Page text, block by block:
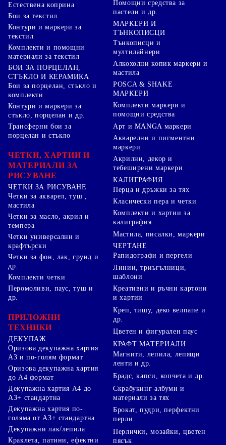
Естествена коприна
Бои за текстил
Контури и маркери за
текстил
Комплекти и помощни
материали за текстил
БОИ ЗА ПОРЦЕЛАН,
СТЪКЛО И КЕРАМИКА
Бои за порцелан, стъкло и
комплекти
Контури и маркери за
стъкло, порцелан и др.
Трансферни бои за
порцелан и стъкло
ЧЕТКИ, ХАРТИИ И
МАТЕРИАЛИ ЗА
РИСУВАНЕ
ЧЕТКИ ЗА РИСУВАНЕ
Четки за акварел, туш ,
мастила
Четки за масло, акрил и
темпера
Четки универсални и
крафтърски
Четки за фон, лак, грунд и
др.
Комплекти четки
Помощни средства за
пастели и др.
МАРКЕРИ И
ТЪНКОПИСЦИ
Тънкописци и
мултилайнери
Алкохолни копик маркери и
мастила
POSCA & SHAKE
МАРКЕРИ
Комплекти маркери и
помощни средства
Арт и MANGA маркери
Акварелни и пигментни
маркери
Акрилни, декор и
тебеширени маркери
КАЛИГРАФИЯ
Перца и дръжки за тях
Класически пера и четки
Комплекти и хартии за
калиграфия
Мастила, писалки, маркери
ЧЕРТАНЕ
Рапидографи и пергели
Линии, триъгълници,
шаблони
Перомоливи, паус, туш и
др.
ПРИЛОЖНИ
ТЕХНИКИ
ДЕКУПАЖ
Оризова декупажна хартия
А3 и по-голям формат
Оризова декупажна хартия
до А4 формат
Декупажна хартия А4 до
А3+ стандартна
Декупажна хартия по-
голяма от А3+ стандартна
Декупажни лак/лепила
Краклета, патини, ефектни
Креативни и ръчни картони
и хартии
Креп, тишу, деко велпапе и
др.
Цветен и фигурален паус
КРАФТ МАТЕРИАЛИ
Магнити, лепила, лепящи
ленти и др.
Брадс, капси, копчета и др.
Скрабукинг албуми и
материали за тях
Брокат, пудри, перфектни
перли
Перлички, мозайки, цветен
пясък